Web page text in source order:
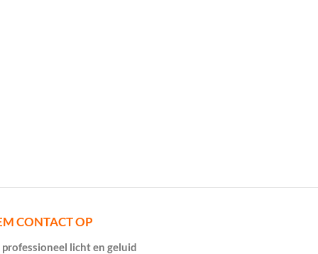
CONTACT OP
professioneel licht en geluid